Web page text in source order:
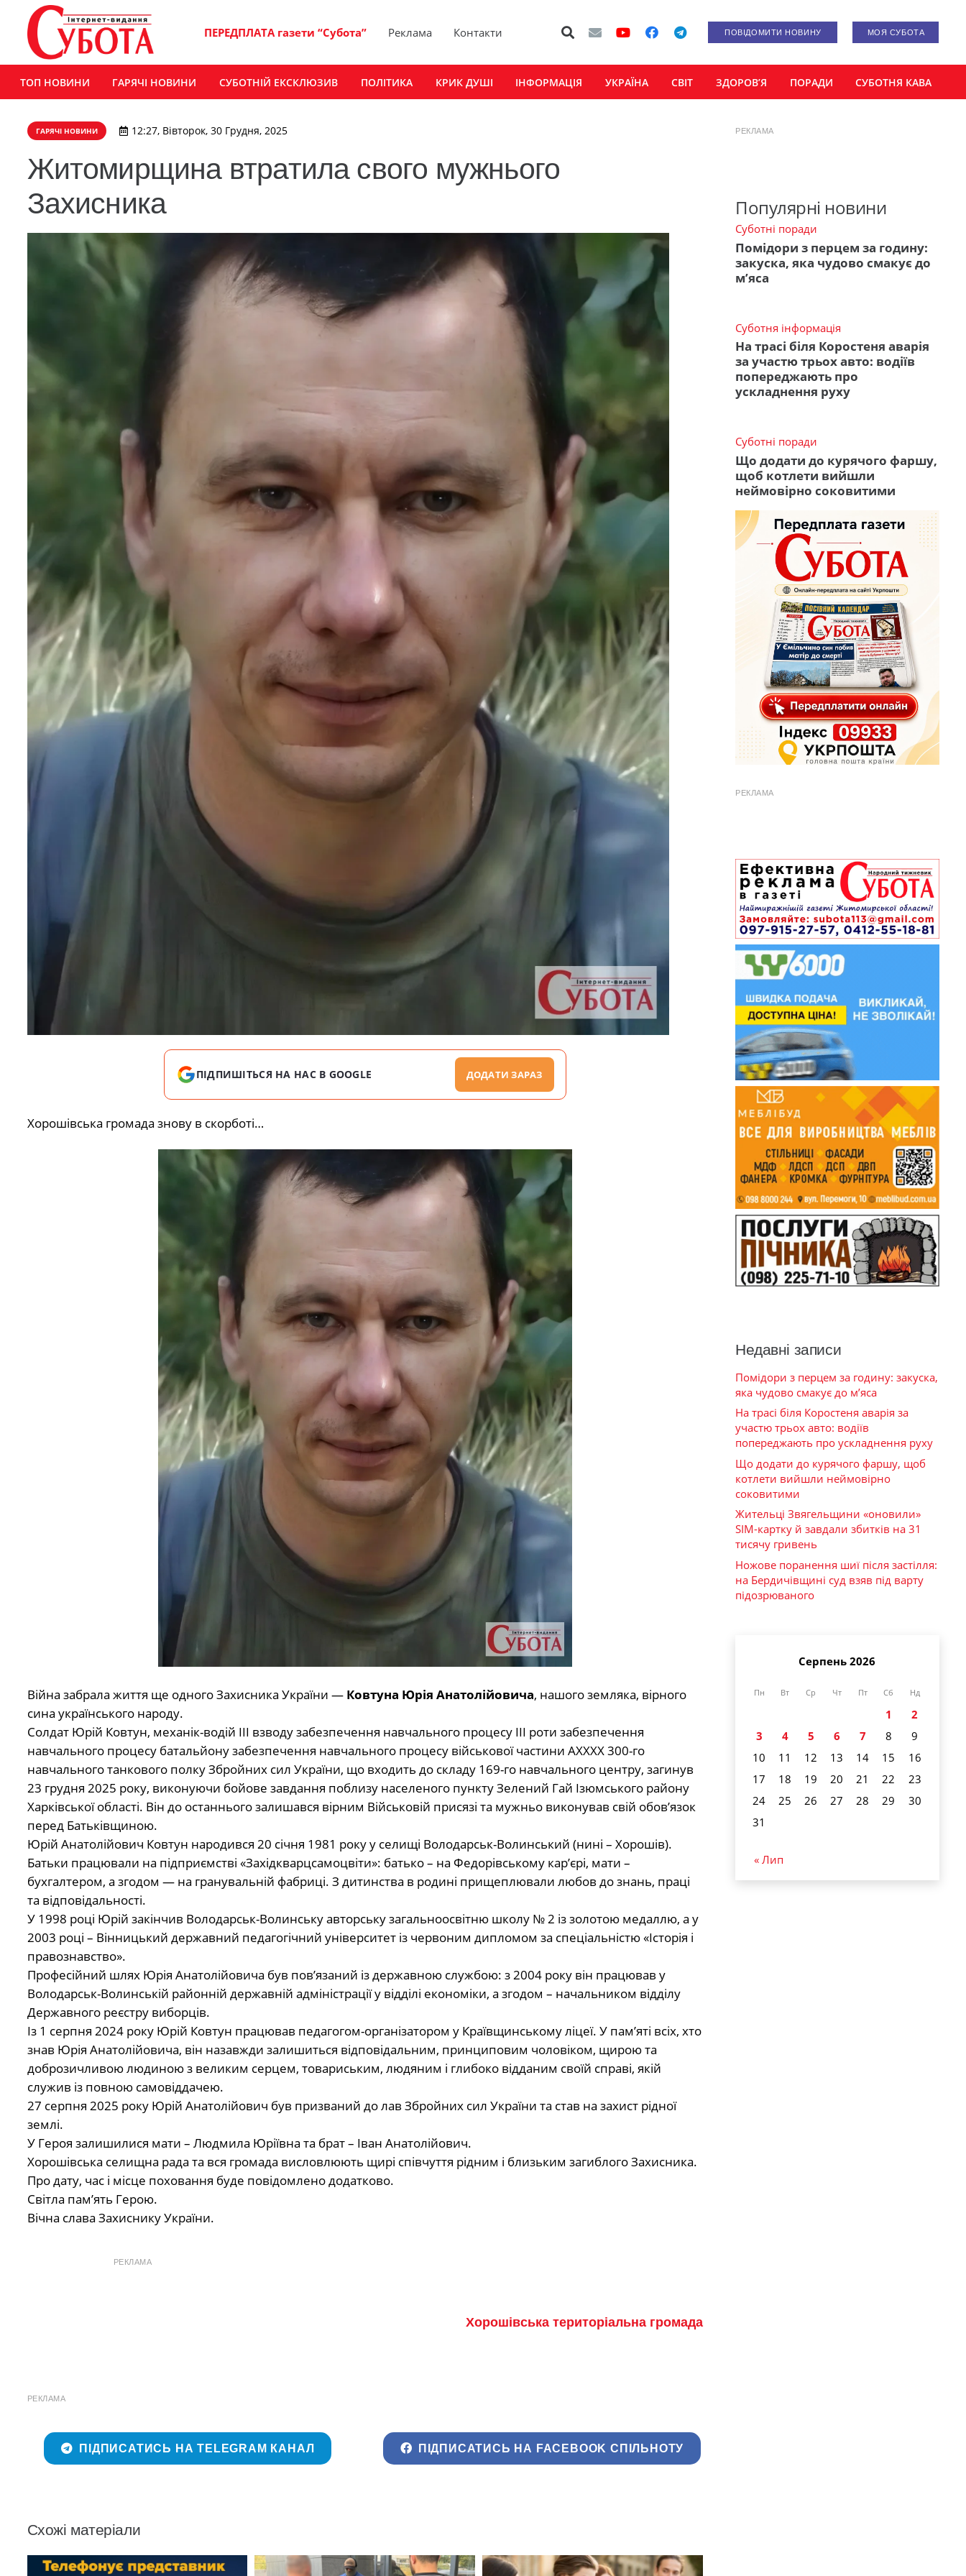
ПЕРЕДПЛАТА газети “Субота” Реклама Контакти ПОВІДОМИТИ НОВИНУ МОЯ СУБОТА
ТОП НОВИНИ ГАРЯЧІ НОВИНИ СУБОТНІЙ ЕКСКЛЮЗИВ ПОЛІТИКА КРИК ДУШІ ІНФОРМАЦІЯ УКРАЇНА СВІТ ЗДОРОВ’Я ПОРАДИ СУБОТНЯ КАВА
ГАРЯЧІ НОВИНИ 12:27, Вівторок, 30 Грудня, 2025
Житомирщина втратила свого мужнього
Захисника
ПІДПИШІТЬСЯ НА НАС В GOOGLE ДОДАТИ ЗАРАЗ
Хорошівська громада знову в скорботі…
Війна забрала життя ще одного Захисника України — Ковтуна Юрія Анатолійовича, нашого земляка, вірного
сина українського народу.
Солдат Юрій Ковтун, механік-водій ІІІ взводу забезпечення навчального процесу ІІІ роти забезпечення
навчального процесу батальйону забезпечення навчального процесу військової частини АХХХХ 300-го
навчального танкового полку Збройних сил України, що входить до складу 169-го навчального центру, загинув
23 грудня 2025 року, виконуючи бойове завдання поблизу населеного пункту Зелений Гай Ізюмського району
Харківської області. Він до останнього залишався вірним Військовій присязі та мужньо виконував свій обов’язок
перед Батьківщиною.
Юрій Анатолійович Ковтун народився 20 січня 1981 року у селищі Володарськ-Волинський (нині – Хорошів).
Батьки працювали на підприємстві «Західкварцсамоцвіти»: батько – на Федорівському кар’єрі, мати –
бухгалтером, а згодом — на гранувальній фабриці. З дитинства в родині прищеплювали любов до знань, праці
та відповідальності.
У 1998 році Юрій закінчив Володарськ-Волинську авторську загальноосвітню школу № 2 із золотою медаллю, а у
2003 році – Вінницький державний педагогічний університет із червоним дипломом за спеціальністю «Історія і
правознавство».
Професійний шлях Юрія Анатолійовича був пов’язаний із державною службою: з 2004 року він працював у
Володарськ-Волинській районній державній адміністрації у відділі економіки, а згодом – начальником відділу
Державного реєстру виборців.
Із 1 серпня 2024 року Юрій Ковтун працював педагогом-організатором у Краївщинському ліцеї. У пам’яті всіх, хто
знав Юрія Анатолійовича, він назавжди залишиться відповідальним, принциповим чоловіком, щирою та
доброзичливою людиною з великим серцем, товариським, людяним і глибоко відданим своїй справі, якій
служив із повною самовіддачею.
27 серпня 2025 року Юрій Анатолійович був призваний до лав Збройних сил України та став на захист рідної
землі.
У Героя залишилися мати – Людмила Юріївна та брат – Іван Анатолійович.
Хорошівська селищна рада та вся громада висловлюють щирі співчуття рідним і близьким загиблого Захисника.
Про дату, час і місце поховання буде повідомлено додатково.
Світла пам’ять Герою.
Вічна слава Захиснику України.
РЕКЛАМА
Хорошівська територіальна громада
РЕКЛАМА
ПІДПИСАТИСЬ НА TELEGRAM КАНАЛ ПІДПИСАТИСЬ НА FACEBOOK СПІЛЬНОТУ
Схожі матеріали
РЕКЛАМА
Популярні новини
Суботні поради
Помідори з перцем за годину:
закуска, яка чудово смакує до
м’яса
Суботня інформація
На трасі біля Коростеня аварія
за участю трьох авто: водіїв
попереджають про
ускладнення руху
Суботні поради
Що додати до курячого фаршу,
щоб котлети вийшли
неймовірно соковитими
РЕКЛАМА
Недавні записи
Помідори з перцем за годину: закуска,
яка чудово смакує до м’яса
На трасі біля Коростеня аварія за
участю трьох авто: водіїв
попереджають про ускладнення руху
Що додати до курячого фаршу, щоб
котлети вийшли неймовірно
соковитими
Жительці Звягельщини «оновили»
SIM-картку й завдали збитків на 31
тисячу гривень
Ножове поранення шиї після застілля:
на Бердичівщині суд взяв під варту
підозрюваного
Серпень 2026
Пн Вт Ср Чт Пт Сб Нд
1
2
3
4 5 6 7 8
9
10
11 12 13 14 15
16
17
18 19 20 21 22
23
24
25 26 27 28 29
30
31
« Лип